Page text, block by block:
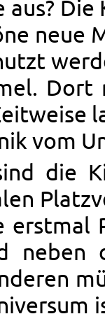
aus?
neue
vom
die
er­st­mal
neben